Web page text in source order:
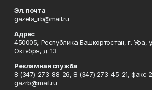
Эл. почта
gazeta_rb@mail.ru
Адрес
450005, Республика Башкортостан, г. Уфа,
Октября, д. 13
Рекламная служба
8 (347) 273-88-26, 8 (347) 273-45-21, факс
gazrb@mail.ru